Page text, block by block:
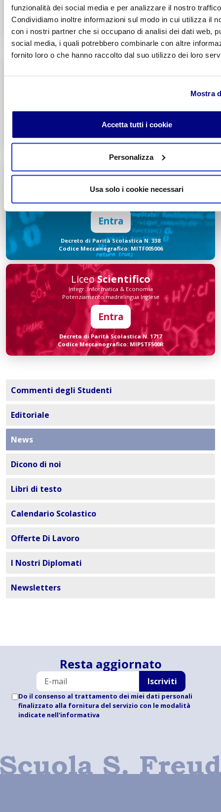
funzionalità dei social media e per analizzare il nostro
Condividiamo inoltre informazioni sul modo in cui utilizza il
con i nostri partner che si occupano di analisi dei dati web,
social media, i quali potrebbero combinarle con altre
fornito loro o che hanno raccolto dal suo utilizzo dei loro
Mostra
Accetta tutti i cookie
Personalizza
Usa solo i cookie necessari
Entra
Decreto di Parità Scolastica N. 2684
Codice Meccanografico: MIPMRI500E
Entra
Codice Meccanografico: MITNUQ500H
Tecnico Tecnologico
Informatico
Integr. Intelligenza artificiale & Robotica
Potenziamento madrelingua Inglese
Entra
Decreto di Parità Scolastica N. 338
Codice Meccanografico: MITF005006
LiceoScientifico
Integr. Informatica & Economia
Potenziamento madrelingua Inglese
Entra
Decreto di Parità Scolastica N. 1717
Codice Meccanografico: MIPSTF500R
Commenti degli Studenti
Editoriale
News
Dicono di noi
Libri di testo
Calendario Scolastico
Offerte Di Lavoro
I Nostri Diplomati
Newsletters
Resta aggiornato
Iscriviti
Do il consenso al trattamento dei miei dati personali
finalizzato alla fornitura del servizio con le modalità
indicate nell'informativa